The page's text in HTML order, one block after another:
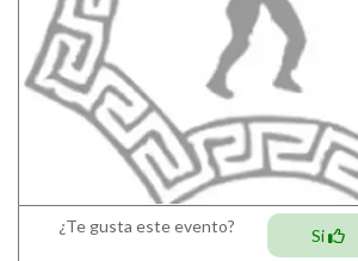
¿Te gusta este evento? Si